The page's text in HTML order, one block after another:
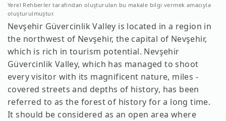
Yerel Rehberler tarafından oluşturulan bu makale bilgi vermek amacıyla
oluşturulmuştur.
Nevşehir Güvercinlik Valley is located in a region in
the northwest of Nevşehir, the capital of Nevşehir,
which is rich in tourism potential. Nevşehir
Güvercinlik Valley, which has managed to shoot
every visitor with its magnificent nature, miles -
covered streets and depths of history, has been
referred to as the forest of history for a long time.
It should be considered as an open area where